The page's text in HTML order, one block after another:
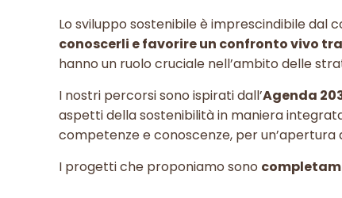
Lo sviluppo sostenibile è imprescindibile
conoscerli e favorire un confronto vivo
hanno un ruolo cruciale nell’ambito delle
I nostri percorsi sono ispirati dall’Agenda
aspetti della sostenibilità in maniera
competenze e conoscenze, per
I progetti che proponiamo sono